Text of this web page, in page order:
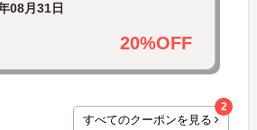
08月31日
20%OFF
すべてのクーポンを見る
2